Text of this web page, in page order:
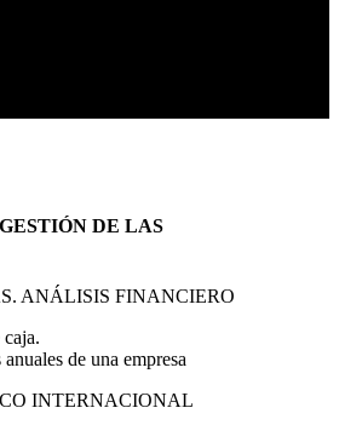
DE LAS
ANÁLISIS FINANCIERO
de una empresa
INTERNACIONAL